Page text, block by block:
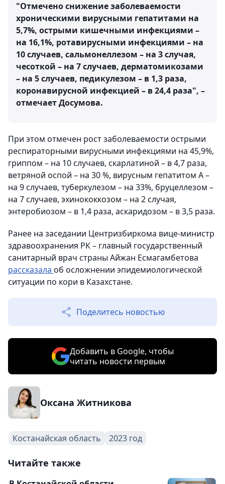
"Отмечено снижение заболеваемости
хроническими вирусными гепатитами на
5,7%, острыми кишечными инфекциями –
на 16,1%, ротавирусными инфекциями – на
10 случаев, сальмонеллезом – на 3 случая,
чесоткой – на 7 случаев, дерматомикозами
– на 5 случаев, педикулезом – в 1,3 раза,
коронавирусной инфекцией – в 24,4 раза", –
отмечает Досумова.
При этом отмечен рост заболеваемости острыми
респираторными вирусными инфекциями на 45,9%,
гриппом – на 10 случаев, скарлатиной – в 4,7 раза,
ветряной оспой – на 30 %, вирусным гепатитом А –
на 9 случаев, туберкулезом – на 33%, бруцеллезом –
на 7 случаев, эхинококкозом – на 2 случая,
энтеробиозом – в 1,4 раза, аскаридозом – в 3,5 раза.
Ранее на заседании Центризбиркома вице-министр
здравоохранения РК – главный государственный
санитарный врач страны Айжан Есмагамбетова
рассказала об осложнении эпидемиологической
ситуации по кори в Казахстане.
Поделитесь новостью
Добавить в Google, чтобы
читать новости первым
Оксана Житникова
Костанайская область 2023 год
Читайте также